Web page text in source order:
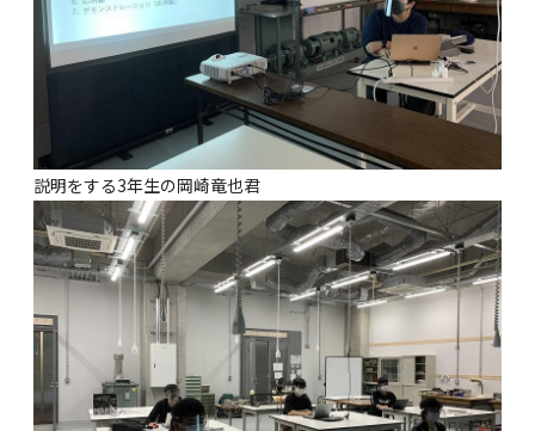
説明をする3年生の岡崎竜也君